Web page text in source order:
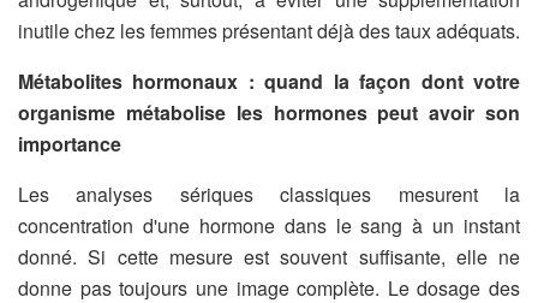
inutile chez les femmes présentant déjà des taux adéquats.
Métabolites hormonaux : quand la façon dont votre
organisme métabolise les hormones peut avoir son
importance
Les analyses sériques classiques mesurent la
concentration d'une hormone dans le sang à un instant
donné. Si cette mesure est souvent suffisante, elle ne
donne pas toujours une image complète. Le dosage des